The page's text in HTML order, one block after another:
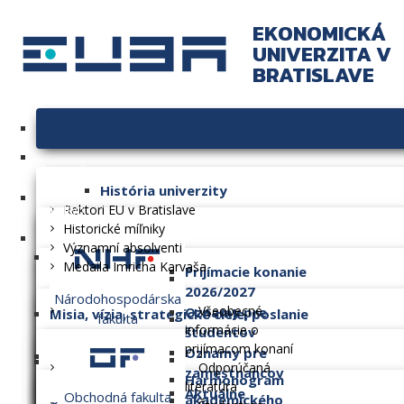
EKONOMICKÁ
UNIVERZITA V
BRATISLAVE
História univerzity
Rektori EU v Bratislave
Historické míľniky
Významní absolventi
Medaila Imricha Karvaša
Misia, vízia, strategické ciele, poslanie
Dlhodobý zámer
Fakulty
Národohospodárska
fakulta
Obchodná fakulta
Prijímacie konanie
2026/2027
Všeobecné
informácie o
prijímacom konaní
Odporúčaná
literatúra
Oznamy pre
študentov
Harmonogram
akademického
Oznamy pre
zamestnancov
Aktuálne